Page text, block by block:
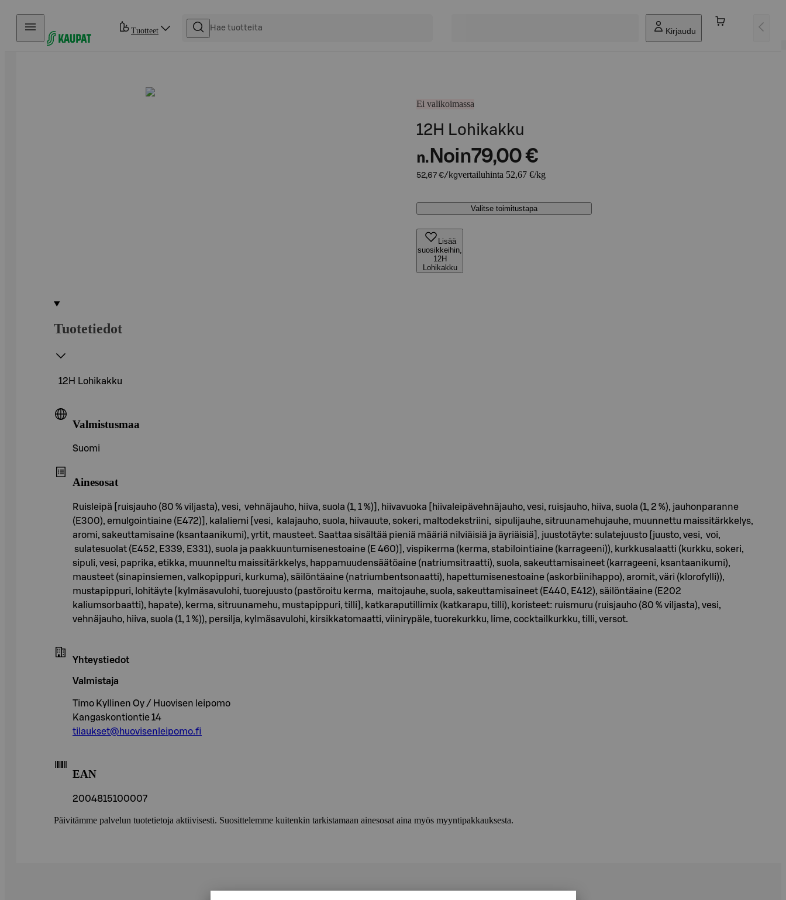
Hyppää sisältöön
Tuotteet Kirjaudu
Ei valikoimassa
12H Lohikakku
n. Noin79,00 €
52,67 €/kgvertailuhinta 52,67 €/kg
Valitse toimitustapa
Lisää
suosikkeihin,
12H
Lohikakku
Tuotetiedot
12H Lohikakku
Valmistusmaa
Suomi
Ainesosat
Ruisleipä [ruisjauho (80 % viljasta), vesi, vehnäjauho, hiiva, suola (1, 1 %)], hiivavuoka [hiivaleipävehnäjauho, vesi, ruisjauho, hiiva, suola (1, 2 %), jauhonparanne
(E300), emulgointiaine (E472)], kalaliemi [vesi, kalajauho, suola, hiivauute, sokeri, maltodekstriini, sipulijauhe, sitruunamehujauhe, muunnettu maissitärkkelys,
aromi, sakeuttamisaine (ksantaanikumi), yrtit, mausteet. Saattaa sisältää pieniä määriä nilviäisiä ja äyriäisiä], juustotäyte: sulatejuusto [juusto, vesi, voi,
sulatesuolat (E452, E339, E331), suola ja paakkuuntumisenestoaine (E 460)], vispikerma (kerma, stabilointiaine (karrageeni)), kurkkusalaatti (kurkku, sokeri,
sipuli, vesi, paprika, etikka, muunneltu maissitärkkelys, happamuudensäätöaine (natriumsitraatti), suola, sakeuttamisaineet (karrageeni, ksantaanikumi),
mausteet (sinapinsiemen, valkopippuri, kurkuma), säilöntäaine (natriumbentsonaatti), hapettumisenestoaine (askorbiinihappo), aromit, väri (klorofylli)),
mustapippuri, lohitäyte [kylmäsavulohi, tuorejuusto (pastöroitu kerma, maitojauhe, suola, sakeuttamisaineet (E440, E412), säilöntäaine (E202
kaliumsorbaatti), hapate), kerma, sitruunamehu, mustapippuri, tilli], katkaraputillimix (katkarapu, tilli), koristeet: ruismuru (ruisjauho (80 % viljasta), vesi,
vehnäjauho, hiiva, suola (1, 1 %)), persilja, kylmäsavulohi, kirsikkatomaatti, viinirypäle, tuorekurkku, lime, cocktailkurkku, tilli, versot.
Yhteystiedot
Valmistaja
Timo Kyllinen Oy / Huovisen leipomo
Kangaskontiontie 14
tilaukset@huovisenleipomo.fi
EAN
2004815100007
Päivitämme palvelun tuotetietoja aktiivisesti. Suosittelemme kuitenkin tarkistamaan ainesosat aina myös myyntipakkauksesta.